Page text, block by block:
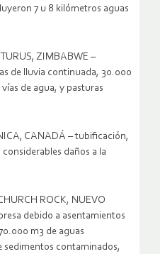
7 u 8 kilómetros aguas
ZIMBABWE –
de lluvia continuada, 30.000
de agua, y pasturas
CANADÁ – tubificación,
daños a la
ROCK, NUEVO
debido a asentamientos
m3 de aguas
sedimentos contaminados,